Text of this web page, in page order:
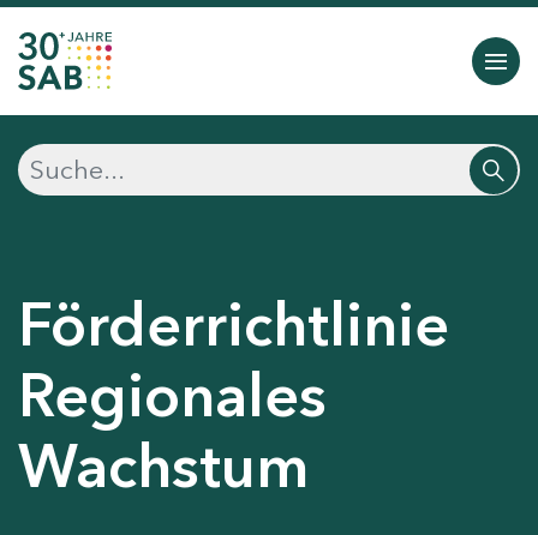
Förderrichtlinie
Regionales
Wachstum